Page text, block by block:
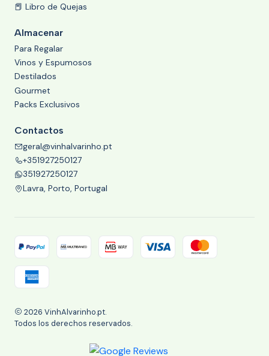
📕 Libro de Quejas
Almacenar
Para Regalar
Vinos y Espumosos
Destilados
Gourmet
Packs Exclusivos
Contactos
geral@vinhalvarinho.pt
+351927250127
351927250127
Lavra, Porto, Portugal
2026 VinhAlvarinho.pt.
Todos los derechos reservados.